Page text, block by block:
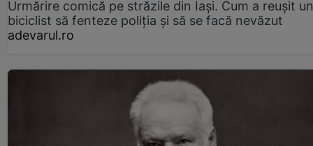
Urmărire comică pe străzile din Iași. Cum a reușit un
biciclist să fenteze poliția și să se facă nevăzut
adevarul.ro